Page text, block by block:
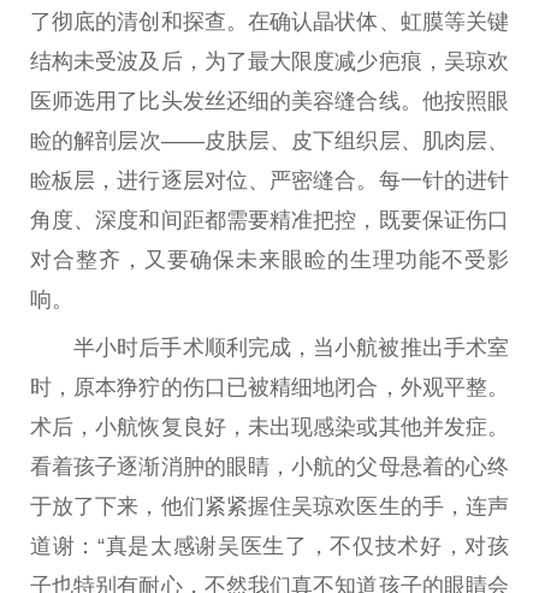
了彻底的清创和探查。在确认晶状体、虹膜等关键
结构未受波及后，为了最大限度减少疤痕，吴琼欢
医师选用了比头发丝还细的美容缝合线。他按照眼
睑的解剖层次——皮肤层、皮下组织层、肌肉层、
睑板层，进行逐层对位、严密缝合。每一针的进针
角度、深度和间距都需要精准把控，既要保证伤口
对合整齐，又要确保未来眼睑的生理功能不受影
响。
半小时后手术顺利完成，当小航被推出手术室
时，原本狰狞的伤口已被精细地闭合，外观平整。
术后，小航恢复良好，未出现感染或其他并发症。
看着孩子逐渐消肿的眼睛，小航的父母悬着的心终
于放了下来，他们紧紧握住吴琼欢医生的手，连声
道谢：“真是太感谢吴医生了，不仅技术好，对孩
子也特别有耐心，不然我们真不知道孩子的眼睛会